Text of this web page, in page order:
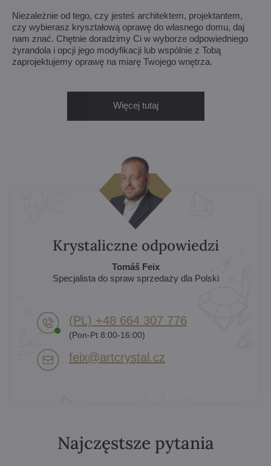
Niezależnie od tego, czy jesteś architektem, projektantem,
czy wybierasz kryształową oprawę do własnego domu, daj
nam znać. Chętnie doradzimy Ci w wyborze odpowiedniego
żyrandola i opcji jego modyfikacji lub wspólnie z Tobą
zaprojektujemy oprawę na miarę Twojego wnętrza.
Więcej tutaj
Krystaliczne odpowiedzi
Tomáš Feix
Specjalista do spraw sprzedaży dla Polski
(PL) +48 664 307 776
(Pon-Pt 8:00-16:00)
feix​@artcrystal​.cz
Najczęstsze pytania